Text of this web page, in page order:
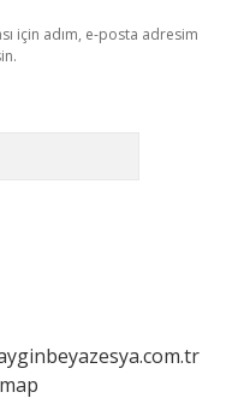
için adım, e-posta adresim